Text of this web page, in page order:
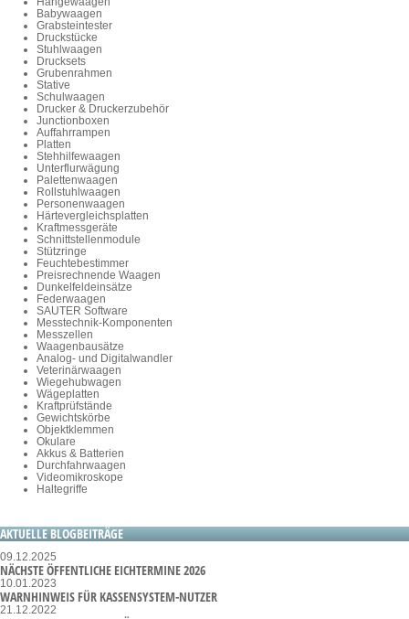
Babywaagen
Grabsteintester
Druckstücke
Stuhlwaagen
Drucksets
Grubenrahmen
Stative
Schulwaagen
Drucker & Druckerzubehör
Junctionboxen
Auffahrrampen
Platten
Stehhilfewaagen
Unterflurwägung
Palettenwaagen
Rollstuhlwaagen
Personenwaagen
Härtevergleichsplatten
Kraftmessgeräte
Schnittstellenmodule
Stützringe
Feuchtebestimmer
Preisrechnende Waagen
Dunkelfeldeinsätze
Federwaagen
SAUTER Software
Messtechnik-Komponenten
Messzellen
Waagenbausätze
Analog- und Digitalwandler
Veterinärwaagen
Wiegehubwagen
Wägeplatten
Kraftprüfstände
Gewichtskörbe
Objektklemmen
Okulare
Akkus & Batterien
Durchfahrwaagen
Videomikroskope
Haltegriffe
AKTUELLE BLOGBEITRÄGE
09.12.2025
NÄCHSTE ÖFFENTLICHE EICHTERMINE 2026
10.01.2023
WARNHINWEIS FÜR KASSENSYSTEM-NUTZER
21.12.2022